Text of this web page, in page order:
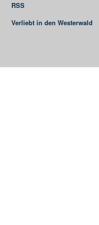
RSS
Verliebt in den Westerwald